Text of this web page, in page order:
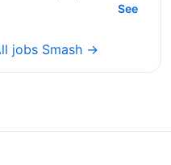
Nike, Google,
See
jobs Smash →